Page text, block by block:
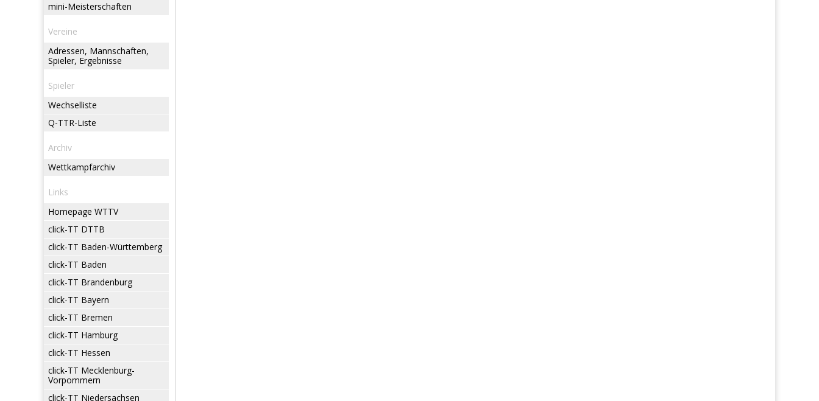
mini-Meisterschaften
Vereine
Adressen, Mannschaften,
Spieler, Ergebnisse
Spieler
Wechselliste
Q-TTR-Liste
Archiv
Wettkampfarchiv
Links
Homepage WTTV
click-TT DTTB
click-TT Baden-Württemberg
click-TT Baden
click-TT Brandenburg
click-TT Bayern
click-TT Bremen
click-TT Hamburg
click-TT Hessen
click-TT Mecklenburg-
Vorpommern
click-TT Niedersachsen